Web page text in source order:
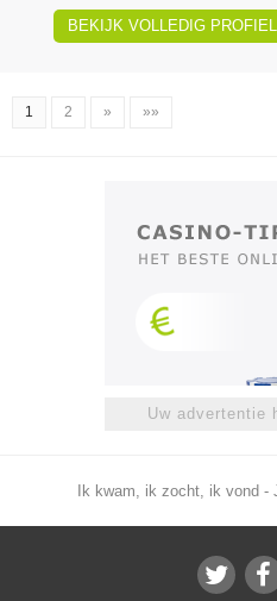
BEKIJK VOLLEDIG PROFIEL
1 2 » »»
Uw advertentie
Ik kwam, ik zocht, ik vond -